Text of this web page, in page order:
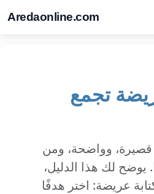
Aredaonline.com
تجمع
قصيرة، وواضحة، ومن
يوضح لك هذا الدليل،
عريضة: اختر هدفًا